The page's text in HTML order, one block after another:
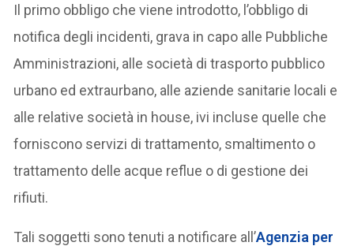
Il primo obbligo che viene introdotto, l’obbligo di
notifica degli incidenti, grava in capo alle Pubbliche
Amministrazioni, alle società di trasporto pubblico
urbano ed extraurbano, alle aziende sanitarie locali e
alle relative società in house, ivi incluse quelle che
forniscono servizi di trattamento, smaltimento o
trattamento delle acque reflue o di gestione dei
rifiuti.
Tali soggetti sono tenuti a notificare all’Agenzia per